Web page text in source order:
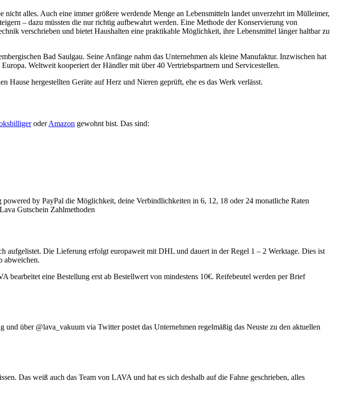
alles. Auch eine immer größere werdende Menge an Lebensmitteln landet unverzehrt im Mülleimer,
– dazu müssten die nur richtig aufbewahrt werden. Eine Methode der Konservierung von
verschrieben und bietet Haushalten eine praktikable Möglichkeit, ihre Lebensmittel länger haltbar zu
Bad Saulgau. Seine Anfänge nahm das Unternehmen als kleine Manufaktur. Inzwischen hat
Weltweit kooperiert der Händler mit über 40 Vertriebspartnern und Servicestellen.
hergestellten Geräte auf Herz und Nieren geprüft, ehe es das Werk verlässt.
oderAmazon gewohnt bist. Das sind:
by PayPal die Möglichkeit, deine Verbindlichkeiten in 6, 12, 18 oder 24 monatliche Raten
aufgelistet. Die Lieferung erfolgt europaweit mit DHL und dauert in der Regel 1 – 2 Werktage. Dies ist
abweichen.
bearbeitet eine Bestellung erst ab Bestellwert von mindestens 10€. Reifebeutel werden per Brief
über @lava_vakuum via Twitter postet das Unternehmen regelmäßig das Neuste zu den aktuellen
Das weiß auch das Team von LAVA und hat es sich deshalb auf die Fahne geschrieben, alles